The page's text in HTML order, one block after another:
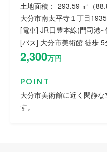
土地面積： 293.59 ㎡（
大分市南太平寺１丁目
[電車] JR日豊本線(門司港
[バス] 大分市美術館 徒歩 5
2,300万円
POINT
大分市美術館に近く閑静
す。